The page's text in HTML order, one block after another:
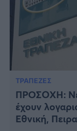
ΤΡΑΠΕΖΕΣ
ΠPOΣΟXH:
έχουν
Εθνική,